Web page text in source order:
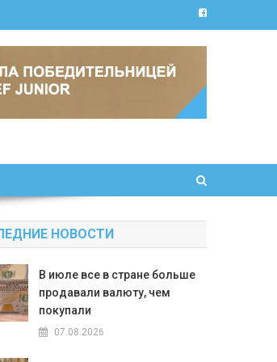
НОВОСТИ
В июле все в стране больше
продавали валюту, чем
покупали
07.08.2026